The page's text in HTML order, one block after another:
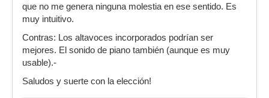
que no me genera ninguna molestia en ese sentido. Es
muy intuitivo.
Contras: Los altavoces incorporados podrían ser
mejores. El sonido de piano también (aunque es muy
usable).-
Saludos y suerte con la elección!